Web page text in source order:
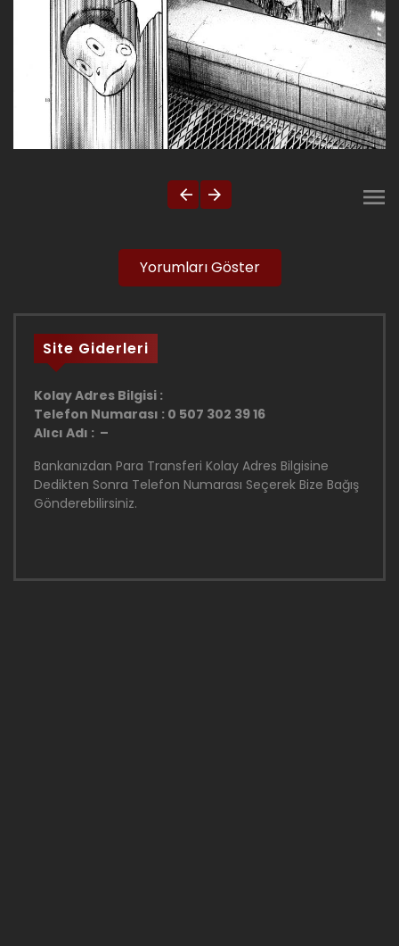
Yorumları Göster
Site Giderleri
Kolay Adres Bilgisi :
Telefon Numarası : 0 507 302 39 16
Alıcı Adı : –
Bankanızdan Para Transferi Kolay Adres Bilgisine
Dedikten Sonra Telefon Numarası Seçerek Bize Bağış
Gönderebilirsiniz.